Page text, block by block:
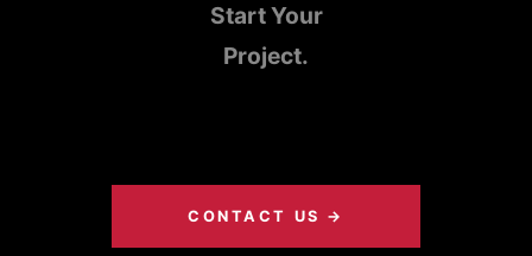
Start Your
Project.
CONTACT US →